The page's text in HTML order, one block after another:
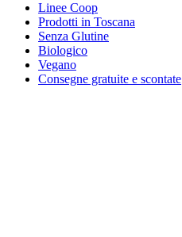
Linee Coop
Prodotti in Toscana
Senza Glutine
Biologico
Vegano
Consegne gratuite e scontate